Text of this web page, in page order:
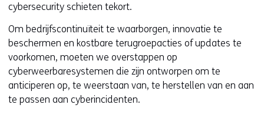
cybersecurity schieten tekort.
Om bedrijfscontinuïteit te waarborgen, innovatie te
beschermen en kostbare terugroepacties of updates te
voorkomen, moeten we overstappen op
cyberweerbaresystemen die zijn ontworpen om te
anticiperen op, te weerstaan van, te herstellen van en aan
te passen aan cyberincidenten.